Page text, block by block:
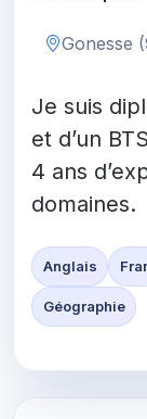
Gonesse
Je suis
et d’un
4 ans
domaines.
Anglais
Géographie